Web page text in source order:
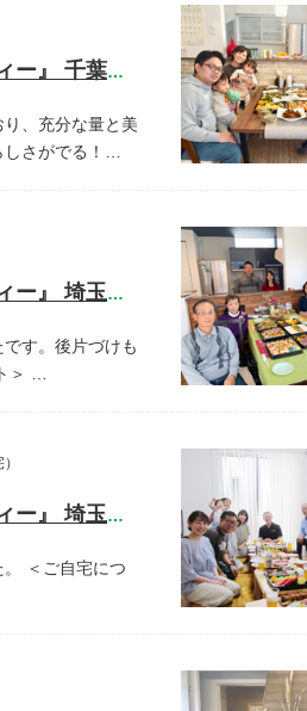
開催しました! 『新築お披露目パーティー』 千葉県松戸市 S様宅
、充分な量と美
さがでる！…
開催しました! 『新築お披露目パーティー』 埼玉県三郷市 T様宅
す。後片づけも
＞
開催しました! 『新築お披露目パーティー』 埼玉県さいたま市 M様宅
＜ご自宅につ